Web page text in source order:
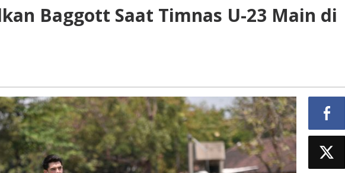
Baggott Saat Timnas U-23 Main di